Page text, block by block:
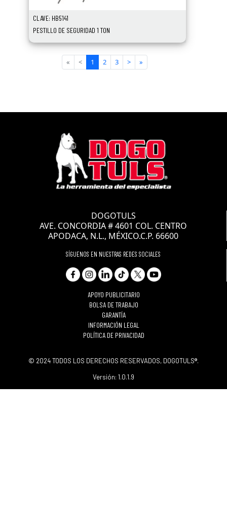
CLAVE: HB5141
PESTILLO DE SEGURIDAD 1 TON
« < 1 2 3 > »
DOGOTULS
AVE. CONCORDIA # 4601 COL. CENTRO
APODACA, N.L., MÉXICO.C.P. 66600
SÍGUENOS EN NUESTRAS REDES SOCIALES
APOYO PUBLICITARIO
BOLSA DE TRABAJO
GARANTÍA
INFORMACIÓN LEGAL
POLÍTICA DE PRIVACIDAD
© 2024 TODOS LOS DERECHOS RESERVADOS, DOGOTULS®.
Versión: 1.0.1.9